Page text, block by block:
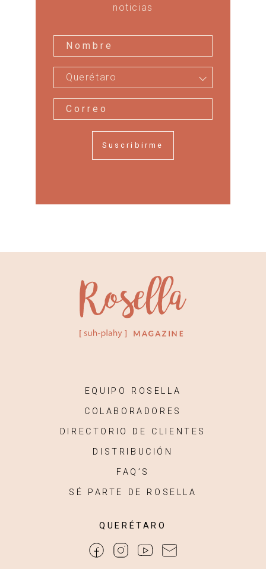
noticias
Querétaro
Suscribirme
EQUIPO ROSELLA
COLABORADORES
DIRECTORIO DE CLIENTES
DISTRIBUCIÓN
FAQ’S
SÉ PARTE DE ROSELLA
QUERÉTARO